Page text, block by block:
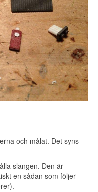
och målat. Det syns
slangen. Den är
en sådan som följer